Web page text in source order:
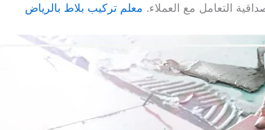
التعامل مع العملاء. معلم تركيب بلاط بالرياض